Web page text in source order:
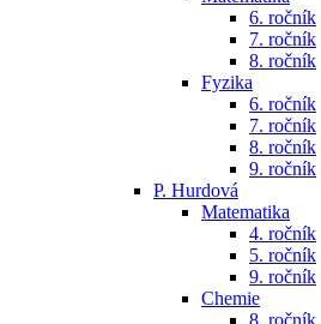
6. ročník
7. ročník
8. ročník
Fyzika
6. ročník
7. ročník
8. ročník
9. ročník
P. Hurdová
Matematika
4. ročník
5. ročník
9. ročník
Chemie
8. ročník